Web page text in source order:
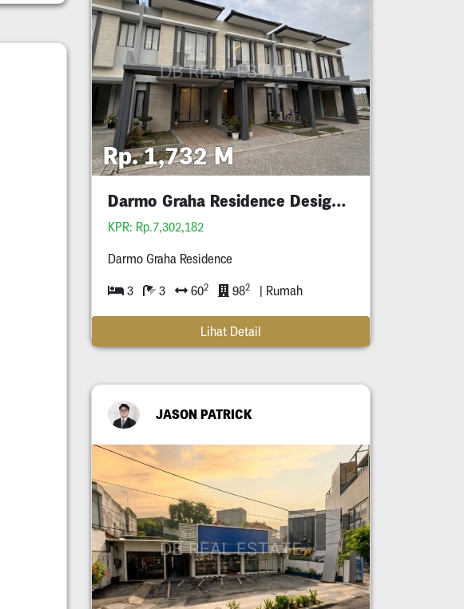
Rp. 1,732 M
Darmo Graha Residence Design Baru Mewah
KPR: Rp.7,302,182
Darmo Graha Residence
3 3 602 982 | Rumah
Lihat Detail
JASON PATRICK